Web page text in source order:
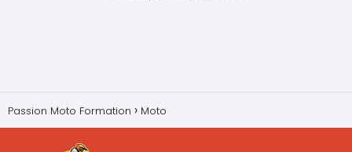
Passion Moto Formation Moto